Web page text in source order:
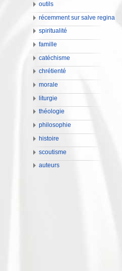
outils
récemment sur salve regina
spiritualité
famille
catéchisme
chrétienté
morale
liturgie
théologie
philosophie
histoire
scoutisme
auteurs